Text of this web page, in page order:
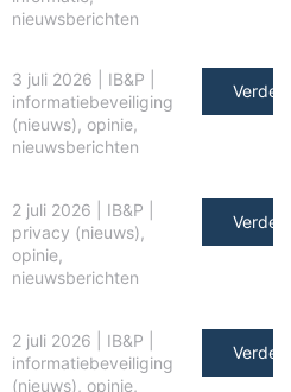
nieuwsberichten
3 juli 2026 IB&P
informatiebeveiliging
(nieuws), opinie,
nieuwsberichten
Verder
2 juli 2026 IB&P
privacy (nieuws),
opinie,
nieuwsberichten
Verder
2 juli 2026 IB&P
informatiebeveiliging
(nieuws), opinie,
Verder